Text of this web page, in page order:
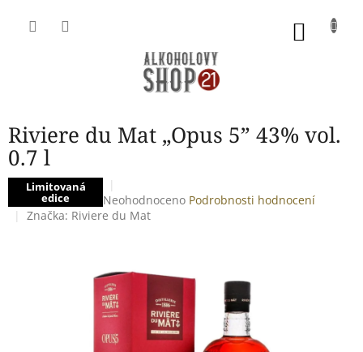
Riviere du Mat „Opus 5” 43% vol.
0.7 l
Limitovaná
edice
Průměrné
hodnocení
z
5
hvězdiček.
Neohodnoceno Podrobnosti hodnocení
Značka: Riviere du Mat